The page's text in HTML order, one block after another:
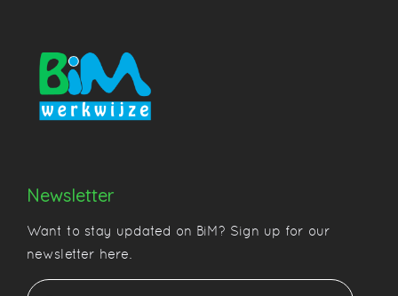
Newsletter
Want to stay updated on BiM? Sign up for our
newsletter here.